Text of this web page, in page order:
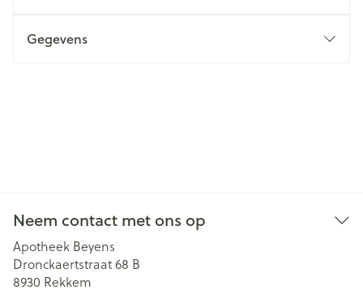
Gegevens
Neem contact met ons op
Apotheek Beyens
Dronckaertstraat 68 B
8930 Rekkem